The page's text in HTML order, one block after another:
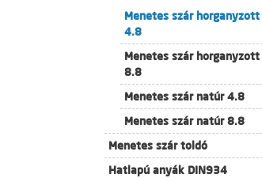
Menetes szár horganyzott
4.8
Menetes szár horganyzott
8.8
Menetes szár natúr 4.8
Menetes szár natúr 8.8
Menetes szár toldó
Hatlapú anyák DIN934